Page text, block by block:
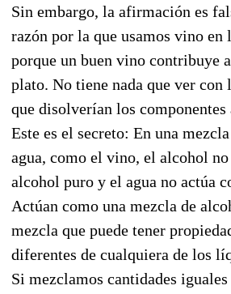
Sin embargo, la afirmación es
razón por la que usamos vino en
porque un buen vino contribuye
plato. No tiene nada que ver con
que disolverían los componentes
Este es el secreto: En una
agua, como el vino, el alcohol
alcohol puro y el agua no actúa
Actúan como una mezcla de
mezcla que puede tener
diferentes de cualquiera de los
Si mezclamos cantidades